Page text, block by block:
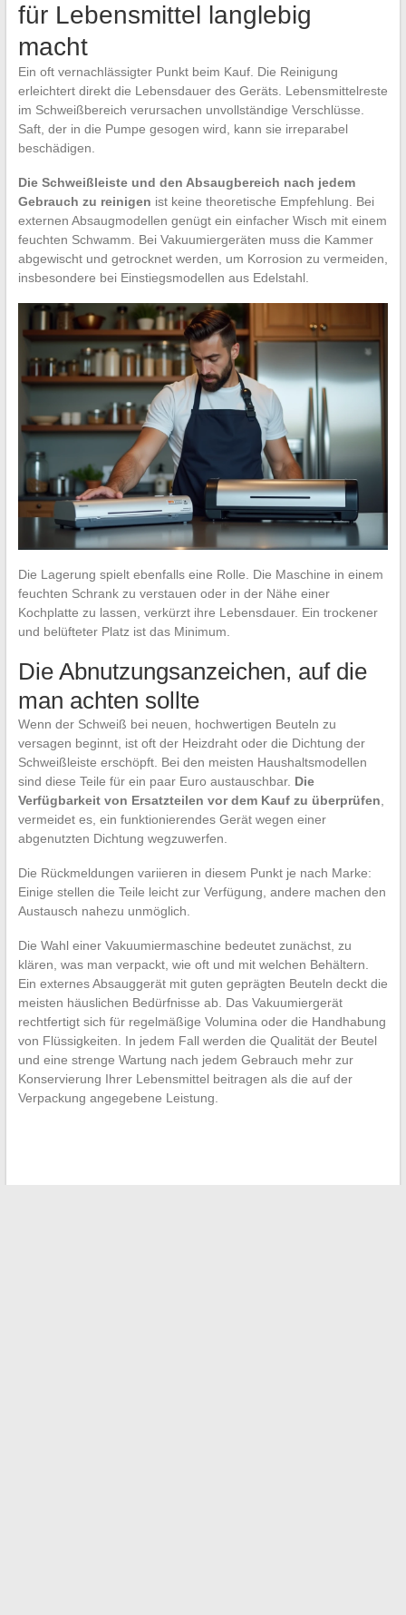
für Lebensmittel langlebig
macht
Ein oft vernachlässigter Punkt beim Kauf. Die Reinigung
erleichtert direkt die Lebensdauer des Geräts. Lebensmittelreste
im Schweißbereich verursachen unvollständige Verschlüsse.
Saft, der in die Pumpe gesogen wird, kann sie irreparabel
beschädigen.
Die Schweißleiste und den Absaugbereich nach jedem
Gebrauch zu reinigen ist keine theoretische Empfehlung. Bei
externen Absaugmodellen genügt ein einfacher Wisch mit einem
feuchten Schwamm. Bei Vakuumiergeräten muss die Kammer
abgewischt und getrocknet werden, um Korrosion zu vermeiden,
insbesondere bei Einstiegsmodellen aus Edelstahl.
Die Lagerung spielt ebenfalls eine Rolle. Die Maschine in einem
feuchten Schrank zu verstauen oder in der Nähe einer
Kochplatte zu lassen, verkürzt ihre Lebensdauer. Ein trockener
und belüfteter Platz ist das Minimum.
Die Abnutzungsanzeichen, auf die
man achten sollte
Wenn der Schweiß bei neuen, hochwertigen Beuteln zu
versagen beginnt, ist oft der Heizdraht oder die Dichtung der
Schweißleiste erschöpft. Bei den meisten Haushaltsmodellen
sind diese Teile für ein paar Euro austauschbar. Die
Verfügbarkeit von Ersatzteilen vor dem Kauf zu überprüfen,
vermeidet es, ein funktionierendes Gerät wegen einer
abgenutzten Dichtung wegzuwerfen.
Die Rückmeldungen variieren in diesem Punkt je nach Marke:
Einige stellen die Teile leicht zur Verfügung, andere machen den
Austausch nahezu unmöglich.
Die Wahl einer Vakuumiermaschine bedeutet zunächst, zu
klären, was man verpackt, wie oft und mit welchen Behältern.
Ein externes Absauggerät mit guten geprägten Beuteln deckt die
meisten häuslichen Bedürfnisse ab. Das Vakuumiergerät
rechtfertigt sich für regelmäßige Volumina oder die Handhabung
von Flüssigkeiten. In jedem Fall werden die Qualität der Beutel
und eine strenge Wartung nach jedem Gebrauch mehr zur
Konservierung Ihrer Lebensmittel beitragen als die auf der
Verpackung angegebene Leistung.